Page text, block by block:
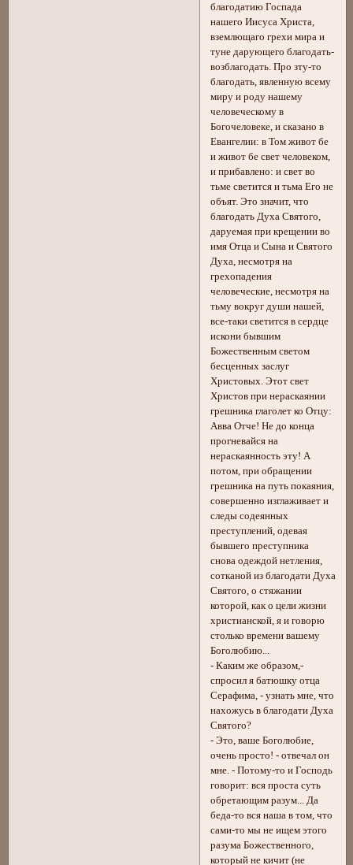
благодатию Госпада
нашего Иисуса Христа,
вземлющаго грехи мира и
туне дарующего благодать-
возблагодать. Про зту-то
благодать, явленную всему
миру и роду нашему
человеческому в
Богочеловеке, и сказано в
Евангелии: в Том живот бе
и живот бе свет человеком,
и прибавлено: и свет во
тьме светится и тьма Его не
объят. Это значит, что
благодать Духа Святого,
даруемая при крещении во
имя Отца и Сына и Святого
Духа, несмотря на
грехопадения
человеческие, несмотря на
тьму вокруг души нашей,
все-таки светится в сердце
искони бывшим
Божественным светом
бесценных заслуг
Христовых. Этот свет
Христов при нераскаянии
грешника глаголет ко Отцу:
Авва Отче! Не до конца
прогневайся на
нераскаянность эту! А
потом, при обращении
грешника на путь покаяния,
совершенно изглаживает и
следы содеянных
преступлений, одевая
бывшего преступника
снова одеждой нетления,
сотканой из благодати Духа
Святого, о стяжании
которой, как о цели жизни
христианской, я и говорю
столько времени вашему
Боголюбию...
- Каким же образом,-
спросил я батюшку отца
Серафима, - узнать мне, что
нахожусь в благодати Духа
Святого?
- Это, ваше Боголюбие,
очень просто! - отвечал он
мне. - Потому-то и Господь
говорит: вся проста суть
обретающим разум... Да
беда-то вся наша в том, что
сами-то мы не ищем этого
разума Божественного,
который не кичит (не